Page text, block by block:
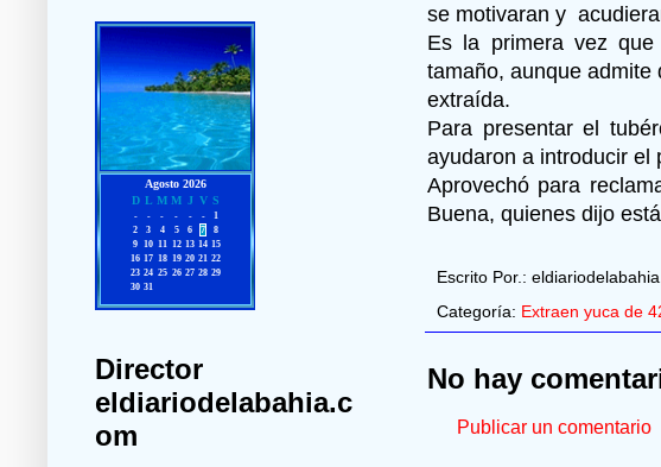
se motivaran y
Es la primera vez
tamaño, aunque
extraída.
Para presentar el
ayudaron a introducir el
Aprovechó para
Buena, quienes dijo
Escrito Por.:
Categoría: Extraen yuca de
No hay
Publicar un comentario
Director
eldiariodelabahia.c
om